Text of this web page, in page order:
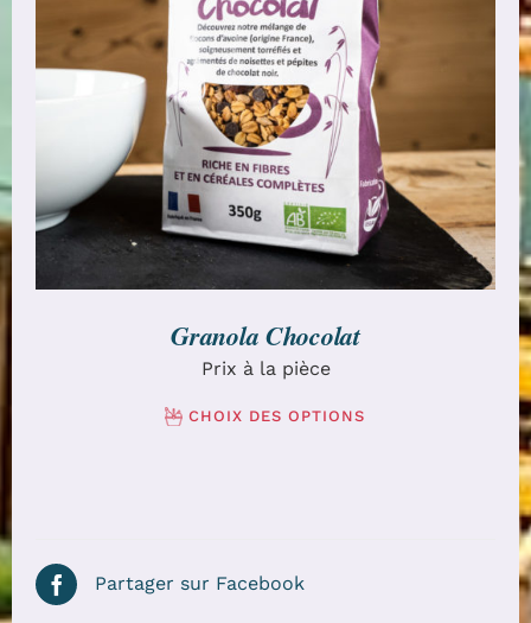
CHOIX DES OPTIONS / DÉTAILS
Granola Chocolat
Prix à la pièce
CHOIX DES OPTIONS
Partager sur Facebook